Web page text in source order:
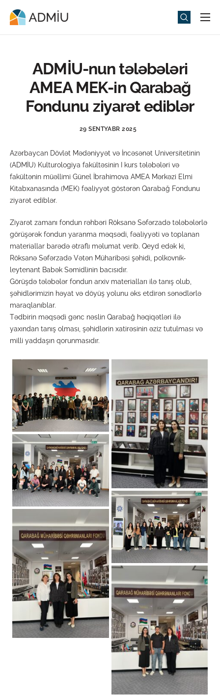
Universitet
Media
Tədbirlər
ADMIU Sİ
eMağaza
ADMİU-nun tələbələri
AMEA MEK-in Qarabağ
Fondunu ziyarət ediblər
29 SENTYABR 2025
Azərbaycan Dövlət Mədəniyyət və İncəsənət Universitetinin
(ADMİU) Kulturologiya fakültəsinin I kurs tələbələri və
fakültənin müəllimi Günel İbrahimova AMEA Mərkəzi Elmi
Kitabxanasında (MEK) fəaliyyət göstərən Qarabağ Fondunu
ziyarət ediblər.
Ziyarət zamanı fondun rəhbəri Röksanə Səfərzadə tələbələrlə
görüşərək fondun yaranma məqsədi, fəaliyyəti və toplanan
materiallar barədə ətraflı məlumat verib. Qeyd edək ki,
Röksanə Səfərzadə Vətən Müharibəsi şəhidi, polkovnik-
leytenant Babək Səmidlinin bacısıdır.
Görüşdə tələbələr fondun arxiv materialları ilə tanış olub,
şəhidlərimizin həyat və döyüş yolunu əks etdirən sənədlərlə
maraqlanıblar.
Tədbirin məqsədi gənc nəslin Qarabağ həqiqətləri ilə
yaxından tanış olması, şəhidlərin xatirəsinin əziz tutulması və
milli yaddaşın qorunmasıdır.